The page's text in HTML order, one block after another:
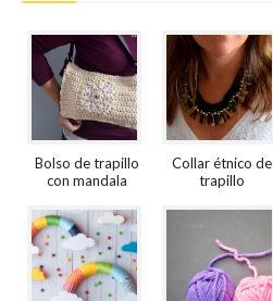
Bolso de trapillo
con mandala
Collar étnico de
trapillo